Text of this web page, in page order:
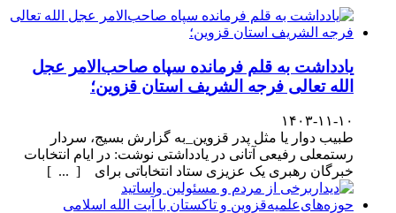
یادداشت به قلم فرمانده سپاه صاحب‌الامر عجل
الله تعالی فرجه الشریف استان قزوین؛
۱۴۰۳-۱۱-۱۰
طبیب دوار یا مثل پدر قزوین_به گزارش بسیج، سردار
رستمعلی رفیعی آتانی در یادداشتی نوشت: در ایام انتخابات
خبرگان رهبری یک عزیزی ستاد انتخاباتی برای [ ... ]